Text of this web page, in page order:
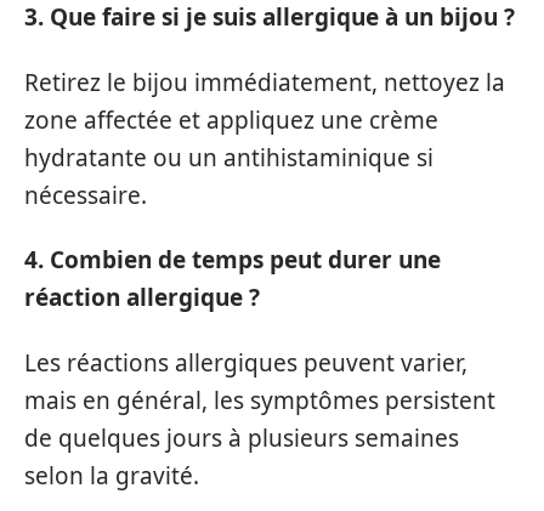
3. Que faire si je suis allergique à un bijou ?
Retirez le bijou immédiatement, nettoyez la
zone affectée et appliquez une crème
hydratante ou un antihistaminique si
nécessaire.
4. Combien de temps peut durer une
réaction allergique ?
Les réactions allergiques peuvent varier,
mais en général, les symptômes persistent
de quelques jours à plusieurs semaines
selon la gravité.